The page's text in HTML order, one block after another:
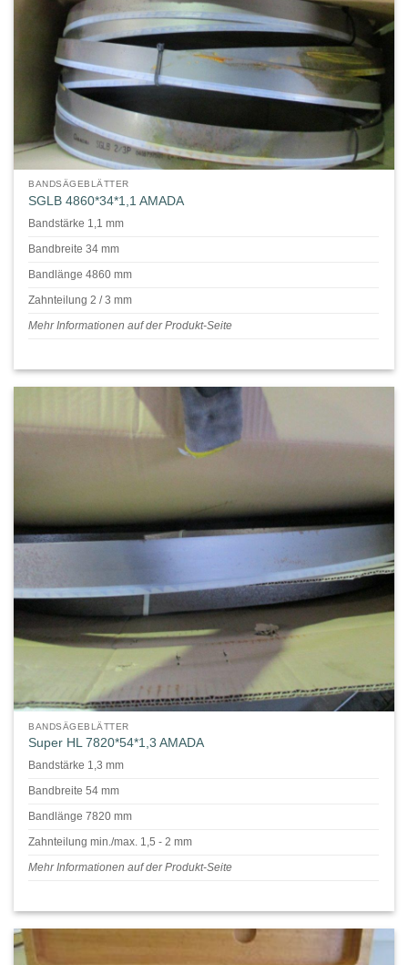
BANDSÄGEBLÄTTER
SGLB 4860*34*1,1 AMADA
Bandstärke 1,1 mm
Bandbreite 34 mm
Bandlänge 4860 mm
Zahnteilung 2 / 3 mm
Mehr Informationen auf der Produkt-Seite
BANDSÄGEBLÄTTER
Super HL 7820*54*1,3 AMADA
Bandstärke 1,3 mm
Bandbreite 54 mm
Bandlänge 7820 mm
Zahnteilung min./max. 1,5 - 2 mm
Mehr Informationen auf der Produkt-Seite